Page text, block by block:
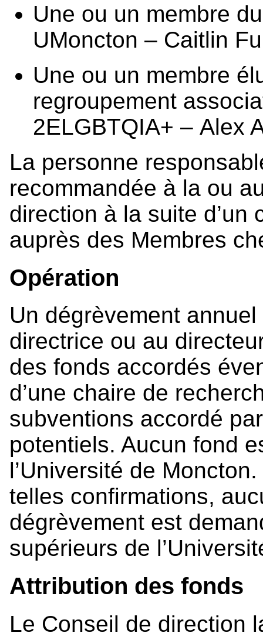
Une ou un membre
UMoncton – Caitlin
Une ou un membre
regroupement
2ELGBTQIA+ – Alex
La personne
recommandée à la ou
direction à la suite d’un
auprès des Membres
Opération
Un dégrèvement
directrice ou au
des fonds accordés
d’une chaire de
subventions accordé
potentiels. Aucun fond
l’Université de
telles confirmations,
dégrèvement est
supérieurs de
Attribution des fonds
Le Conseil de direction